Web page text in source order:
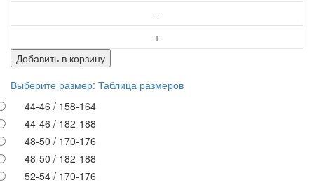
Добавить в корзину
Выберите размер: Таблица размеров
44-46 / 158-164
44-46 / 182-188
48-50 / 170-176
48-50 / 182-188
52-54 / 170-176